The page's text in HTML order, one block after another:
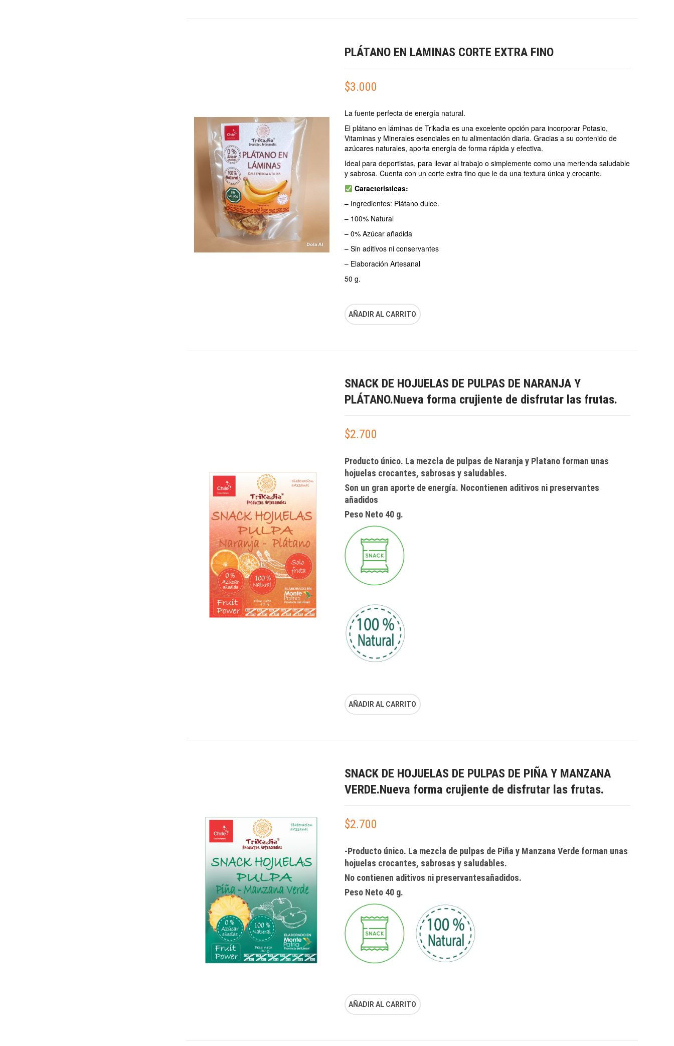
PLÁTANO EN LAMINAS CORTE EXTRA FINO
$3.000
La fuente perfecta de energía natural.
El plátano en láminas de Trikadia es una excelente opción para incorporar Potasio,
Vitaminas y Minerales esenciales en tu alimentación diaria. Gracias a su contenido de
azúcares naturales, aporta energía de forma rápida y efectiva.
Ideal para deportistas, para llevar al trabajo o simplemente como una merienda saludable
y sabrosa. Cuenta con un corte extra fino que le da una textura única y crocante.
Características:
– Ingredientes: Plátano dulce.
– 100% Natural
– 0% Azúcar añadida
– Sin aditivos ni conservantes
– Elaboración Artesanal
50 g.
AÑADIR AL CARRITO
SNACK DE HOJUELAS DE PULPAS DE NARANJA Y
PLÁTANO.Nueva forma crujiente de disfrutar las frutas.
$2.700
Producto único. La mezcla de pulpas de Naranja y Platano forman unas
hojuelas crocantes, sabrosas y saludables.
Son un gran aporte de energía. Nocontienen aditivos ni preservantes
añadidos
Peso Neto 40 g.
AÑADIR AL CARRITO
SNACK DE HOJUELAS DE PULPAS DE PIÑA Y MANZANA
VERDE.Nueva forma crujiente de disfrutar las frutas.
$2.700
-Producto único. La mezcla de pulpas de Piña y Manzana Verde forman unas
hojuelas crocantes, sabrosas y saludables.
No contienen aditivos ni preservantesañadidos.
Peso Neto 40 g.
AÑADIR AL CARRITO